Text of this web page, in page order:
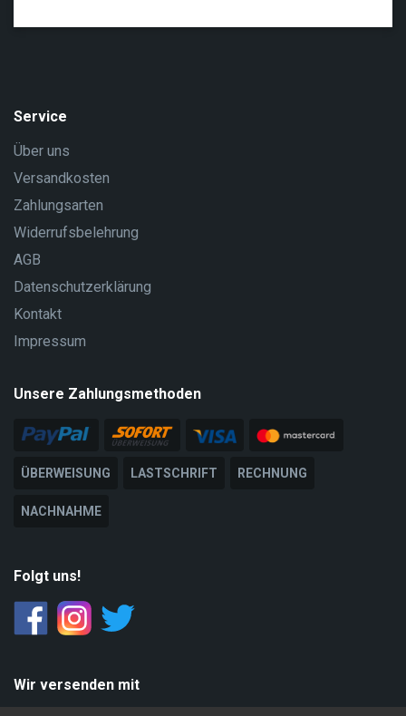
Service
Über uns
Versandkosten
Zahlungsarten
Widerrufsbelehrung
AGB
Datenschutzerklärung
Kontakt
Impressum
Unsere Zahlungsmethoden
ÜBERWEISUNG LASTSCHRIFT RECHNUNG
NACHNAHME
Folgt uns!
Wir versenden mit